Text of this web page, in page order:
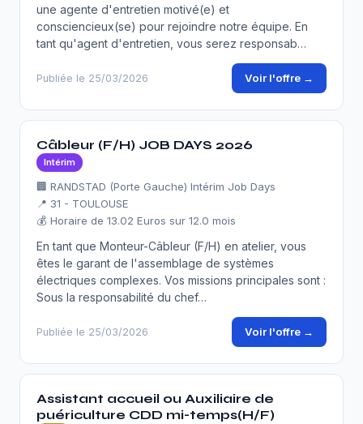
une agente d'entretien motivé(e) et
consciencieux(se) pour rejoindre notre équipe. En
tant qu'agent d'entretien, vous serez responsab…
Publiée le 25/03/2026 Voir l'offre →
Câbleur (F/H) JOB DAYS 2026
Intérim
🏢 RANDSTAD (Porte Gauche) Intérim Job Days
📍 31 - TOULOUSE
💰 Horaire de 13.02 Euros sur 12.0 mois
En tant que Monteur-Câbleur (F/H) en atelier, vous
êtes le garant de l'assemblage de systèmes
électriques complexes. Vos missions principales sont :
Sous la responsabilité du chef…
Publiée le 25/03/2026 Voir l'offre →
Assistant accueil ou Auxiliaire de
puériculture CDD mi-temps(H/F)